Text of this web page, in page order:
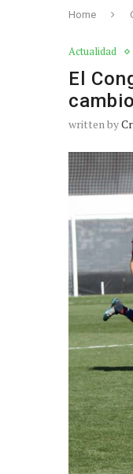
Home
Actualidad
El
written by